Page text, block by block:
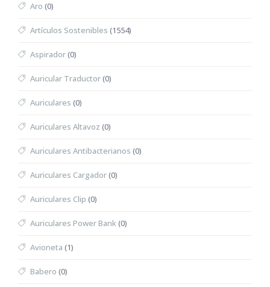
Aro (0)
Artículos Sostenibles (1554)
Aspirador(0)
Auricular Traductor(0)
Auriculares (0)
Auriculares Altavoz (0)
Auriculares Antibacterianos (0)
Auriculares Cargador(0)
Auriculares Clip (0)
Auriculares Power Bank(0)
Avioneta (1)
Babero (0)